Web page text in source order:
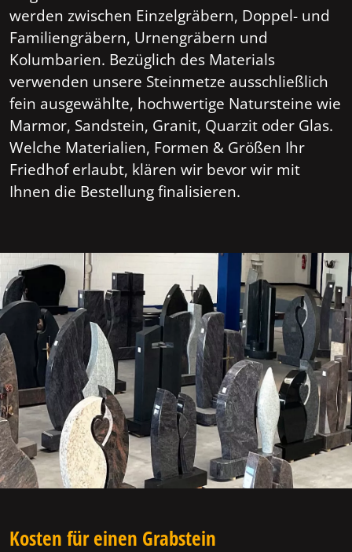
werden zwischen Einzelgräbern, Doppel- und
Familiengräbern, Urnengräbern und
Kolumbarien. Bezüglich des Materials
verwenden unsere Steinmetze ausschließlich
fein ausgewählte, hochwertige Natursteine wie
Marmor, Sandstein, Granit, Quarzit oder Glas.
Welche Materialien, Formen & Größen Ihr
Friedhof erlaubt, klären wir bevor wir mit
Ihnen die Bestellung finalisieren.
Kosten für einen Grabstein